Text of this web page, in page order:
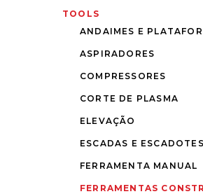
TOOLS
ANDAIMES E
ASPIRADORES
COMPRESSORES
CORTE DE PLASMA
ELEVAÇÃO
ESCADAS E ESCADOTES
FERRAMENTA MANUAL
FERRAMENTAS